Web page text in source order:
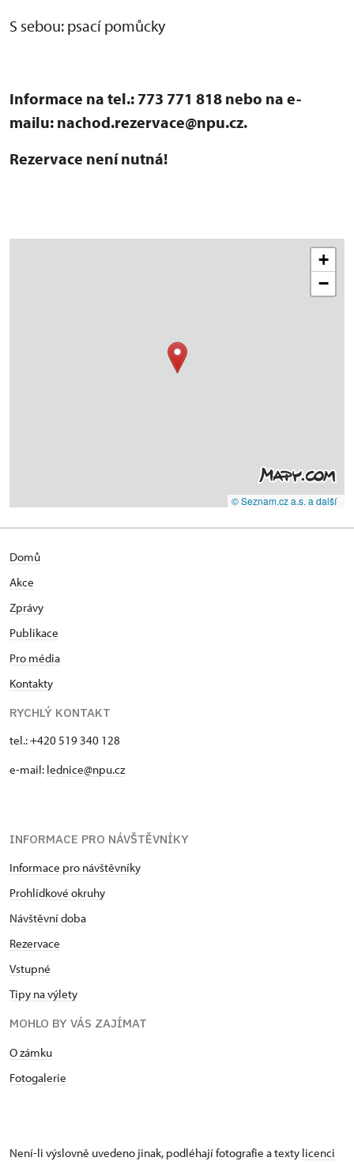
S sebou: psací pomůcky
Informace na tel.: 773 771 818 nebo na e-
mailu: nachod.rezervace@npu.cz.
Rezervace není nutná!
+
−
© Seznam.cz a.s. a další
Domů
Akce
Zprávy
Publikace
Pro média
Kontakty
RYCHLÝ KONTAKT
tel.: +420 519 340 128
e-mail: lednice@npu.cz
INFORMACE PRO NÁVŠTĚVNÍKY
Informace pro návštěvníky
Prohlídkové okruhy
Návštěvní doba
Rezervace
Vstupné
Tipy na výlety
MOHLO BY VÁS ZAJÍMAT
O zámku
Fotogalerie
Není-li výslovně uvedeno jinak, podléhají fotografie a texty licenci